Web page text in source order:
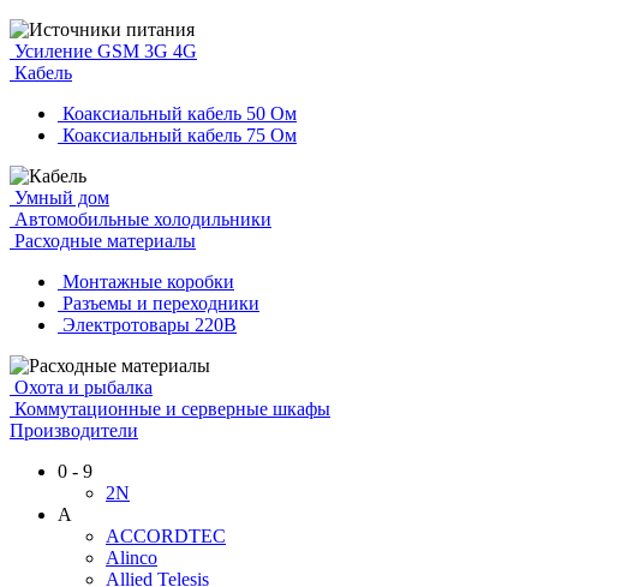
Усиление GSM 3G 4G
Кабель
Коаксиальный кабель 50 Ом
Коаксиальный кабель 75 Ом
Умный дом
Автомобильные холодильники
Расходные материалы
Монтажные коробки
Разъемы и переходники
Электротовары 220В
Охота и рыбалка
Коммутационные и серверные шкафы
Производители
0 - 9
2N
A
ACCORDTEC
Alinco
Allied Telesis